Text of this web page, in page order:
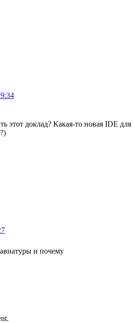
этот доклад? Какая-то новая IDE для
и почему